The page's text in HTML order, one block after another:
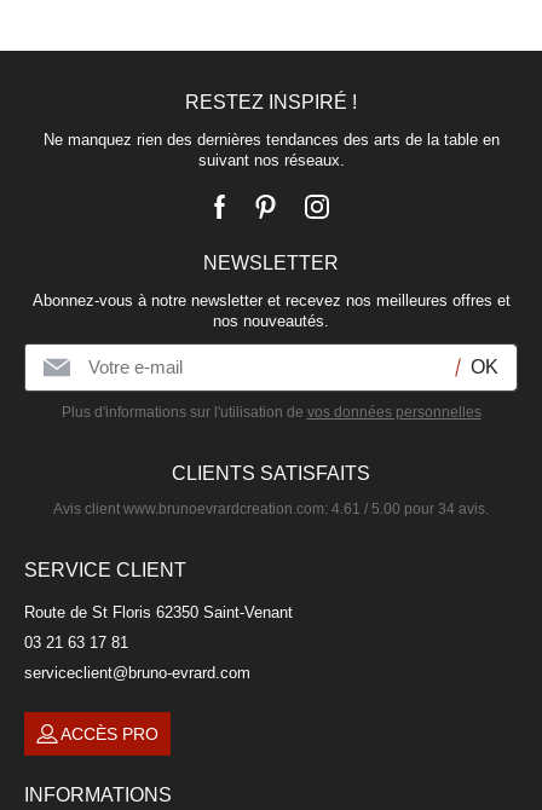
Verre à vin blanc 35cl
FAMOUS
10,90 €
RESTEZ INSPIRÉ !
Ne manquez rien des dernières tendances des arts de la table en
suivant nos réseaux.
NEWSLETTER
Abonnez-vous à notre newsletter et recevez nos meilleures offres et
nos nouveautés.
Plus d'informations sur l'utilisation de vos données personnelles
CLIENTS SATISFAITS
Avis client www.brunoevrardcreation.com: 4.61 / 5.00 pour 34 avis.
SERVICE CLIENT
Route de St Floris 62350 Saint-Venant
03 21 63 17 81
serviceclient@bruno-evrard.com
ACCÈS PRO
INFORMATIONS